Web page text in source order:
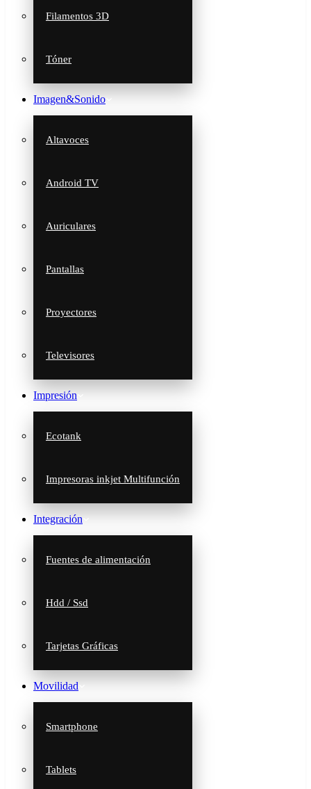
Filamentos 3D
Tóner
Imagen&Sonido
Altavoces
Android TV
Auriculares
Pantallas
Proyectores
Televisores
Impresión
Ecotank
Impresoras inkjet Multifunción
Integración
Fuentes de alimentación
Hdd / Ssd
Tarjetas Gráficas
Movilidad
Smartphone
Tablets